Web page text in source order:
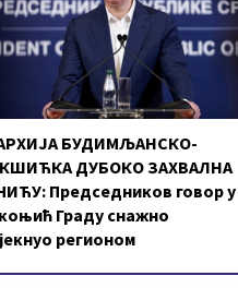
БУДИМЉАНСКО-
ДУБОКО ЗАХВАЛНА
Председников говор у
Граду снажно
регионом